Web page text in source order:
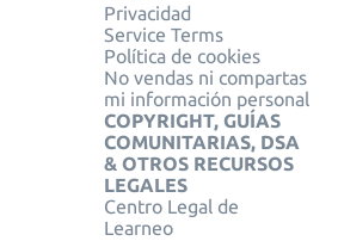
Privacidad
Service Terms
Política de cookies
No vendas ni compartas
mi información personal
COPYRIGHT, GUÍAS
COMUNITARIAS, DSA
& OTROS RECURSOS
LEGALES
Centro Legal de
Learneo